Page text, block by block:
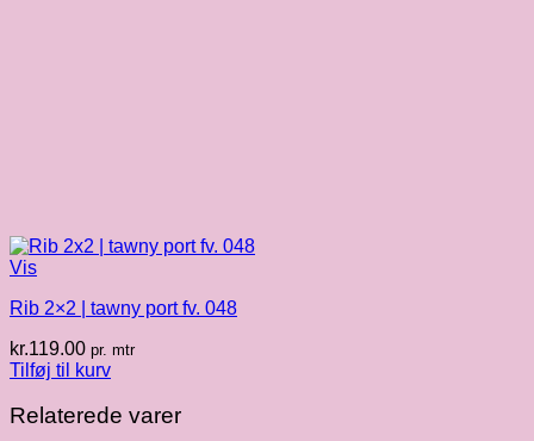
Vis
Rib 2×2 | tawny port fv. 048
kr.119.00 pr. mtr
Tilføj til kurv
Relaterede varer